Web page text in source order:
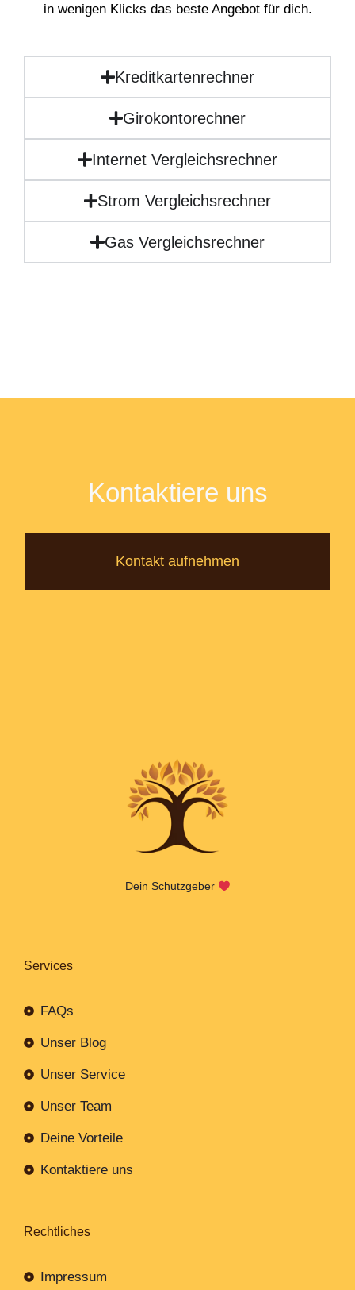
in wenigen Klicks das beste Angebot für dich.
Kreditkartenrechner
Girokontorechner
Internet Vergleichsrechner
Strom Vergleichsrechner
Gas Vergleichsrechner
Kontaktiere uns
Kontakt aufnehmen
Dein Schutzgeber
Services
FAQs
Unser Blog
Unser Service
Unser Team
Deine Vorteile
Kontaktiere uns
Rechtliches
Impressum